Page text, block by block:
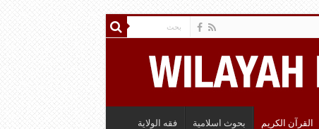
القرآن الكريم بحوث اسلامية فقه الولاية